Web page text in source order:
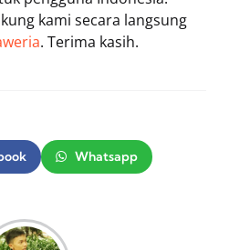
kami secara langsung
. Terima kasih.
Whatsapp